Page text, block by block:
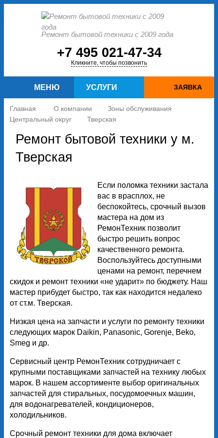
Ремонт бытовой техники с 2009 года
+7 495 021-47-34
Кликните, чтобы позвонить
УСЛУГИ
МЕНЮ ЗАЯВКА
Главная О компании
Зоны обслуживания
Центральный округ
Тверская
Ремонт бытовой техники у м.
Тверская
Если поломка техники застала
вас в врасплох, не
беспокойтесь, срочный вызов
мастера на дом из
РемонТехник позволит
быстро решить вопрос
качественного ремонта.
Воспользуйтесь доступными
ценами на ремонт, перечнем
скидок и ремонт техники «не ударит» по бюджету. Наш
мастер прибудет быстро, так как находится недалеко
от ст.м. Тверская.
Низкая цена на запчасти и услуги по ремонту техники
следующих марок Daikin, Panasonic, Gorenje, Beko,
Smeg и др.
Сервисный центр РемонТехник сотрудничает с
крупными поставщиками запчастей на технику любых
марок. В нашем ассортименте выбор оригинальных
запчастей для стиральных, посудомоечных машин,
для водонагревателей, кондиционеров,
холодильников.
Срочный ремонт техники для дома включает